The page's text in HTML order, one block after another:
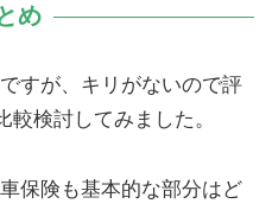
め
すが、キリがないので評
検討してみました。
保険も基本的な部分はど